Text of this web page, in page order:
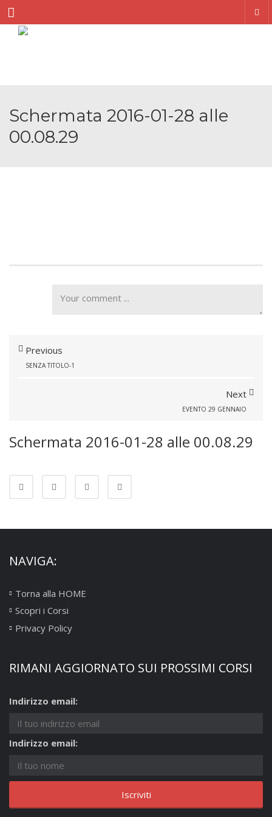
Menu
Schermata 2016-01-28 alle
00.08.29
Previous
SENZA TITOLO-1
Next
EVENTO 29 GENNAIO
Schermata 2016-01-28 alle 00.08.29
NAVIGA:
Torna alla HOME
Scopri i Corsi
Privacy Policy
RIMANI AGGIORNATO SUI PROSSIMI CORSI
Indirizzo email:
Indirizzo email: